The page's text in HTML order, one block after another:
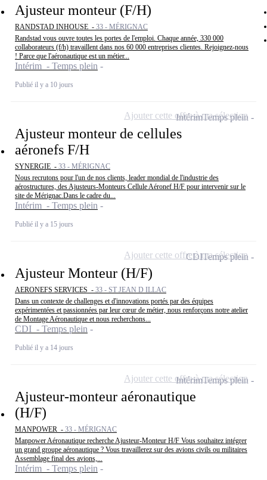
Ajusteur monteur (F/H)
RANDSTAD INHOUSE - 33 - MÉRIGNAC
Randstad vous ouvre toutes les portes de l'emploi. Chaque année, 330 000
collaborateurs (f/h) travaillent dans nos 60 000 entreprises clientes. Rejoignez-nous
! Parce que l'aéronautique est un métier...
Intérim - Temps plein
Publié il y a 10 jours
Ajusteur monteur de cellules
aéronefs F/H
SYNERGIE - 33 - MÉRIGNAC
Nous recrutons pour l'un de nos clients, leader mondial de l'industrie des
aérostructures, des Ajusteurs-Monteurs Cellule Aéronef H/F pour intervenir sur le
site de Mérignac.Dans le cadre du...
Intérim - Temps plein
Publié il y a 15 jours
IntérimTemps plein
Ajouter cette offre à ma sélection
Ajusteur Monteur (H/F)
AERONEFS SERVICES - 33 - ST JEAN D ILLAC
Dans un contexte de challenges et d'innovations portés par des équipes
expérimentées et passionnées par leur cœur de métier, nous renforçons notre atelier
de Montage Aéronautique et nous recherchons...
CDI - Temps plein
Publié il y a 14 jours
CDITemps plein
Ajouter cette offre à ma sélection
Ajusteur-monteur aéronautique
(H/F)
MANPOWER - 33 - MÉRIGNAC
Manpower Aéronautique recherche Ajusteur-Monteur H/F Vous souhaitez intégrer
un grand groupe aéronautique ? Vous travaillerez sur des avions civils ou militaires
Assemblage final des avions,...
Intérim - Temps plein
IntérimTemps plein
Ajouter cette offre à ma sélection